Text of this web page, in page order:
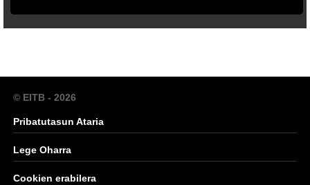
© EITB - 2026
Pribatutasun Ataria
Lege Oharra
Cookien erabilera